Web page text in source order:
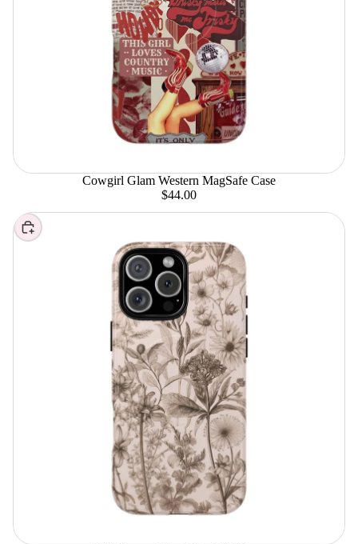
Cowgirl Glam Western MagSafe Case
$44.00
Elegir